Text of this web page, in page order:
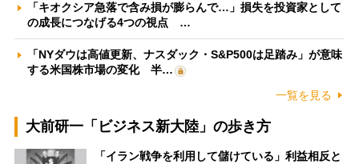
「キオクシア急落で含み損が膨らんで…」損失を投資家として
の成長につなげる4つの視点 …
「NYダウは高値更新、ナスダック・S&P500は足踏み」が意味
する米国株市場の変化 半…
一覧を見る
大前研一「ビジネス新大陸」の歩き方
「イラン戦争を利用して儲けている」利益相反と